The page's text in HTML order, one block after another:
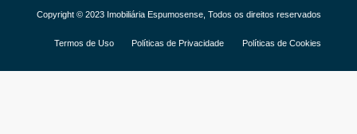
Copyright © 2023 Imobiliária Espumosense, Todos os direitos reservados
Termos de Uso Políticas de Privacidade Políticas de Cookies